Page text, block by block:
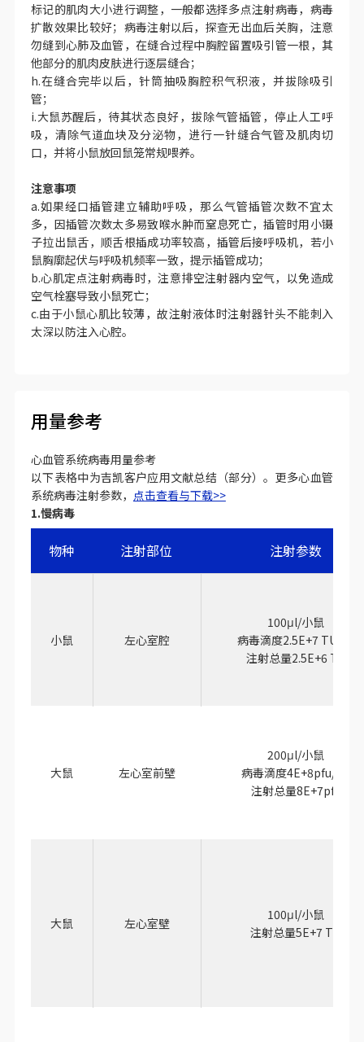
标记的肌肉大小进行调整，一般都选择多点注射病毒，病毒
扩散效果比较好；病毒注射以后，探查无出血后关胸，注意
勿缝到心肺及血管，在缝合过程中胸腔留置吸引管一根，其
他部分的肌肉皮肤进行逐层缝合；
h.在缝合完毕以后，针筒抽吸胸腔积气积液，并拔除吸引
管；
i.大鼠苏醒后，待其状态良好，拔除气管插管，停止人工呼
吸，清除气道血块及分泌物，进行一针缝合气管及肌肉切
口，并将小鼠放回鼠笼常规喂养。
注意事项
a.如果经口插管建立辅助呼吸，那么气管插管次数不宜太
多，因插管次数太多易致喉水肿而窒息死亡，插管时用小镊
子拉出鼠舌，顺舌根插成功率较高，插管后接呼吸机，若小
鼠胸廓起伏与呼吸机频率一致，提示插管成功；
b.心肌定点注射病毒时，注意排空注射器内空气，以免造成
空气栓塞导致小鼠死亡；
c.由于小鼠心肌比较薄，故注射液体时注射器针头不能刺入
太深以防注入心腔。
用量参考
心血管系统病毒用量参考
以下表格中为吉凯客户应用文献总结（部分）。更多心血管
系统病毒注射参数， 点击查看与下载>>
1.慢病毒
物种 注射部位 注射参数
小鼠 左心室腔
100μl/小鼠
病毒滴度2.5E+7 TU/ml
注射总量2.5E+6 TU
大鼠 左心室前壁
200μl/小鼠
病毒滴度4E+8pfu/ml
注射总量8E+7pfu
大鼠 左心室壁
100μl/小鼠
注射总量5E+7 TU